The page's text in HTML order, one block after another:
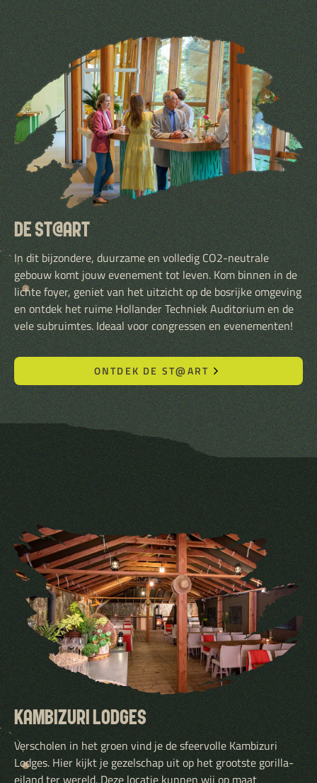
DE ST@ART
In dit bijzondere, duurzame en volledig CO2-neutrale
gebouw komt jouw evenement tot leven. Kom binnen in de
lichte foyer, geniet van het uitzicht op de bosrijke omgeving
en ontdek het ruime Hollander Techniek Auditorium en de
vele subruimtes. Ideaal voor congressen en evenementen!
ONTDEK DE ST@ART
KAMBIZURI LODGES
Verscholen in het groen vind je de sfeervolle Kambizuri
Lodges. Hier kijkt je gezelschap uit op het grootste gorilla-